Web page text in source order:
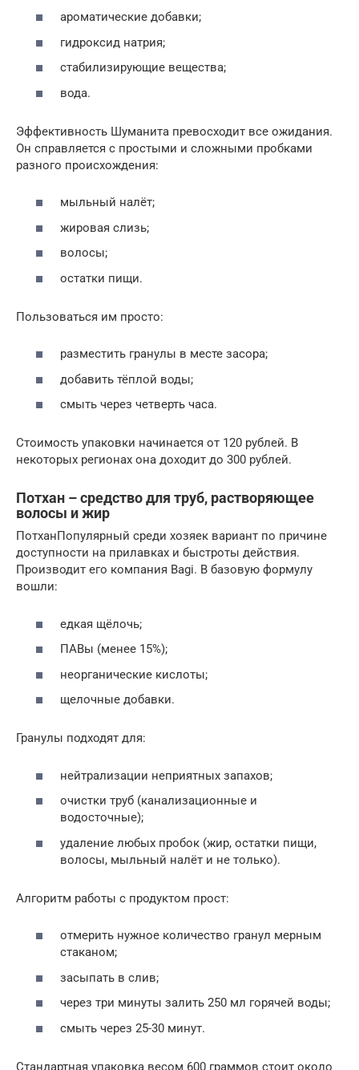
ароматические добавки;
гидроксид натрия;
стабилизирующие вещества;
вода.
Эффективность Шуманита превосходит все ожидания.
Он справляется с простыми и сложными пробками
разного происхождения:
мыльный налёт;
жировая слизь;
волосы;
остатки пищи.
Пользоваться им просто:
разместить гранулы в месте засора;
добавить тёплой воды;
смыть через четверть часа.
Стоимость упаковки начинается от 120 рублей. В
некоторых регионах она доходит до 300 рублей.
Потхан – средство для труб, растворяющее
волосы и жир
ПотханПопулярный среди хозяек вариант по причине
доступности на прилавках и быстроты действия.
Производит его компания Bagi. В базовую формулу
вошли:
едкая щёлочь;
ПАВы (менее 15%);
неорганические кислоты;
щелочные добавки.
Гранулы подходят для:
нейтрализации неприятных запахов;
очистки труб (канализационные и
водосточные);
удаление любых пробок (жир, остатки пищи,
волосы, мыльный налёт и не только).
Алгоритм работы с продуктом прост:
отмерить нужное количество гранул мерным
стаканом;
засыпать в слив;
через три минуты залить 250 мл горячей воды;
смыть через 25-30 минут.
Стандартная упаковка весом 600 граммов стоит около